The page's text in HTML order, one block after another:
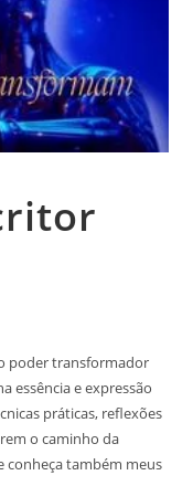
poder transformador
essência e expressão
práticas, reflexões
o caminho da
conheça também meus